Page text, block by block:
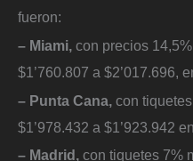
fueron:
– Miami, con precios
$1’760.807 a $2’017.696,
– Punta Cana, con
$1’978.432 a $1’923.942
– Madrid, con tiquetes 7%